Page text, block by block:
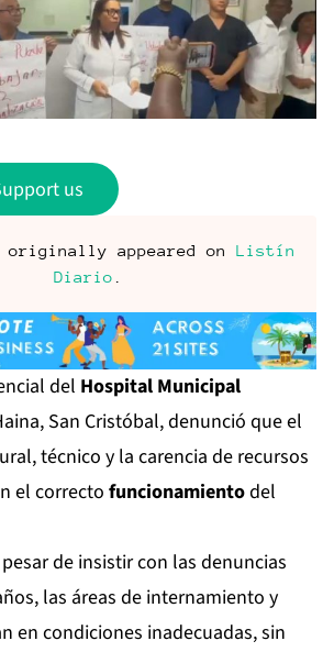
us
originally appeared on Listín
Diario .
del Hospital Municipal
San Cristóbal, denunció que el
técnico y la carencia de recursos
el correcto funcionamientodel
de insistir con las denuncias
las áreas de internamiento y
en condiciones inadecuadas, sin